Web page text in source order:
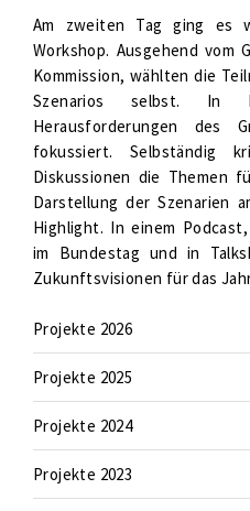
Am zweiten Tag ging es
Workshop. Ausgehend vom
Kommission, wählten die
Szenarios selbst. In
Herausforderungen des
fokussiert. Selbständig
Diskussionen die Themen
Darstellung der Szenarien
Highlight. In einem
im Bundestag und in
Zukunftsvisionen für das
Projekte 2026
Projekte 2025
Projekte 2024
Projekte 2023